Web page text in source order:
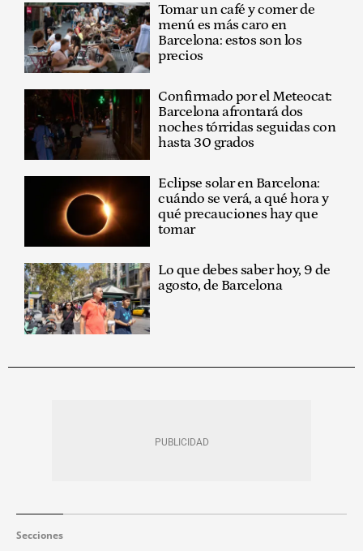
Tomar un café y comer de
menú es más caro en
Barcelona: estos son los
precios
Confirmado por el Meteocat:
Barcelona afrontará dos
noches tórridas seguidas con
hasta 30 grados
Eclipse solar en Barcelona:
cuándo se verá, a qué hora y
qué precauciones hay que
tomar
Lo que debes saber hoy, 9 de
agosto, de Barcelona
Secciones